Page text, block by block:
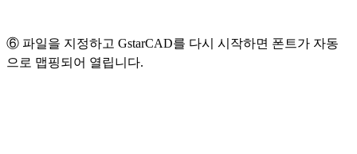
⑥ 파일을 지정하고 GstarCAD를 다시 시작하면 폰트가 자동
으로 맵핑되어 열립니다.